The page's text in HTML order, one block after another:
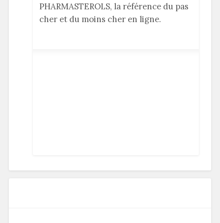
PHARMASTEROLS, la référence du pas
cher et du moins cher en ligne.